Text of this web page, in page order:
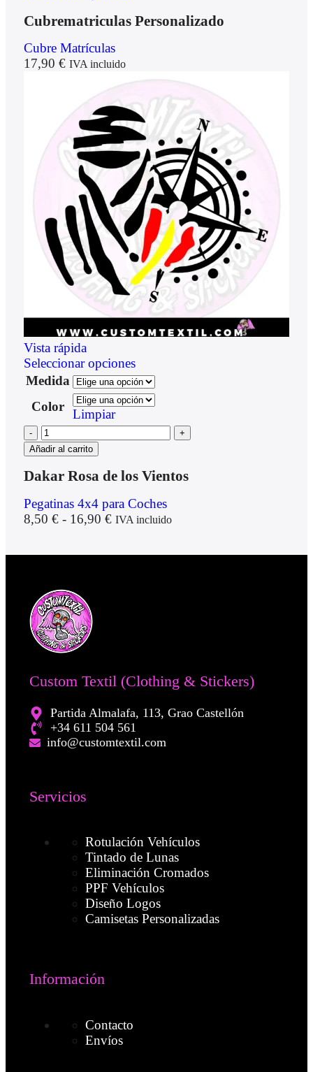
Cubrematriculas Personalizado
Cubre Matrículas
17,90 € IVA incluido
Vista rápida
Seleccionar opciones
Medida
Color
Limpiar
Añadir al carrito
Dakar Rosa de los Vientos
Pegatinas 4x4 para Coches
8,50 € - 16,90 € IVA incluido
Custom Textil (Clothing & Stickers)
Partida Almalafa, 113, Grao Castellón
+34 611 504 561
info@customtextil.com
Servicios
Rotulación Vehículos
Tintado de Lunas
Eliminación Cromados
PPF Vehículos
Diseño Logos
Camisetas Personalizadas
Información
Contacto
Envíos